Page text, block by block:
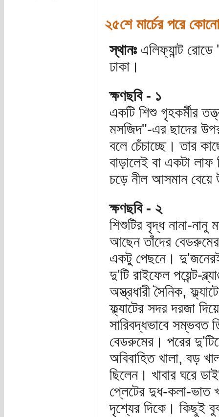
২৫শে মার্চের পরে
স্থানঃএলিফ্যান্ট
ঢাকা।
ক্ষণছবি - ১
একটি শিশু গৃহকর্মীর
মসজিদ"-এর ছাদের
বলে চেঁচাচ্ছে। তার
বাড়ালেই বা একটা
চড়ে নীল আসমান বেয়ে
ক্ষণছবি - ২
শিশুটির বৃদ্ধ নানা-
আছেন তাঁদের বেডরুমের
একটু পেছনে।
দু'টি রাইফেল পয়েন্ট-
অস্ত্রধারী সৈনিক,
ফ্ল্যাটের সদর দরজা
সারিবদ্ধভাবে সম্ভবত
বেডরুমের। পরের
অবিবাহিত খালা, বড়
ছিলেন। খাবার ঘরে
প্লেটের দুধ-কলা-ভাত
দৃশ্যের দিকে। কিছুই